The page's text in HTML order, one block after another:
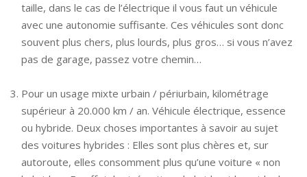
taille, dans le cas de l’électrique il vous faut un véhicule
avec une autonomie suffisante. Ces véhicules sont donc
souvent plus chers, plus lourds, plus gros… si vous n’avez
pas de garage, passez votre chemin…
Pour un usage mixte urbain / périurbain, kilométrage
supérieur à 20.000 km / an. Véhicule électrique, essence
ou hybride. Deux choses importantes à savoir au sujet
des voitures hybrides : Elles sont plus chères et, sur
autoroute, elles consomment plus qu’une voiture « non